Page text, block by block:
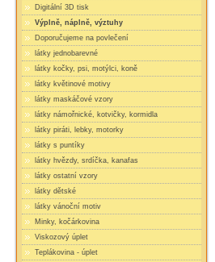
Digitální 3D tisk
Výplně, náplně, výztuhy
Doporučujeme na povlečení
látky jednobarevné
látky kočky, psi, motýlci, koně
látky květinové motivy
látky maskáčové vzory
látky námořnické, kotvičky, kormidla
látky piráti, lebky, motorky
látky s puntíky
látky hvězdy, srdíčka, kanafas
látky ostatní vzory
látky dětské
látky vánoční motiv
Minky, kočárkovina
Viskozový úplet
Teplákovina - úplet